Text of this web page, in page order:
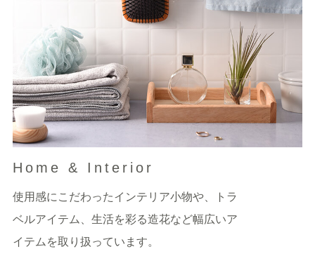
Home & Interior
使用感にこだわったインテリア小物や、トラ
ベルアイテム、生活を彩る造花など幅広いア
イテムを取り扱っています。